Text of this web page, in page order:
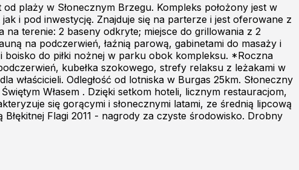
plaży w Słonecznym Brzegu. Kompleks położony jest w
i pod inwestycję. Znajduje się na parterze i jest oferowane z
na terenie: 2 baseny odkryte; miejsce do grillowania z 2
na podczerwień, łaźnią parową, gabinetami do masaży i
do piłki nożnej w parku obok kompleksu. *Roczna
kubełka szokowego, strefy relaksu z leżakami w
właścicieli. Odległość od lotniska w Burgas 25km. Słoneczny
Własem . Dzięki setkom hoteli, licznym restauracjom,
się gorącymi i słonecznymi latami, ze średnią lipcową
Flagi 2011 - nagrody za czyste środowisko. Drobny